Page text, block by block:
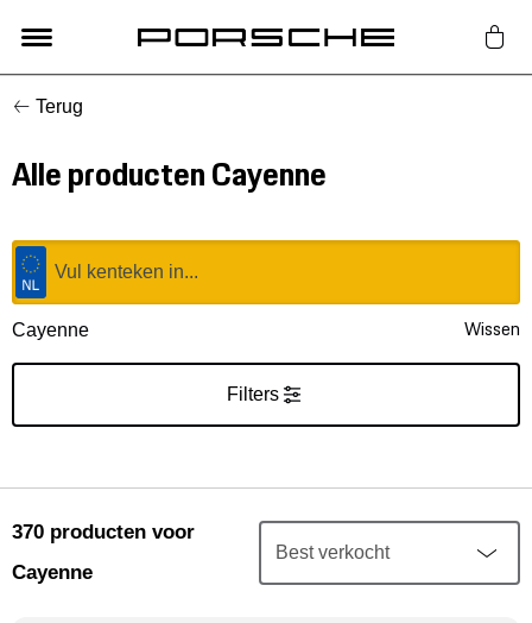
Lifestyle
Auto Accessoires
Classic
Nieuw
Mijn account
Terug
Alle producten Cayenne
Cayenne Wissen
Filters
370 producten voor
Cayenne